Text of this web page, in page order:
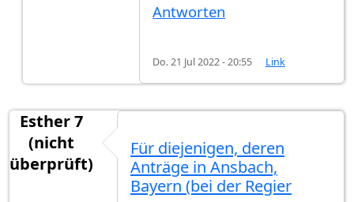
Antworten
Do. 21 Jul 2022 - 20:55 Link
Esther 7
(nicht
überprüft)
Für diejenigen, deren
Anträge in Ansbach,
Bayern (bei der Regier